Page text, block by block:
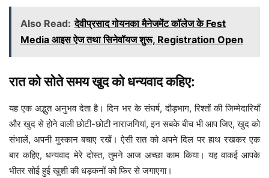
Also Read: देवीप्रसाद गोयनका मैनेजमेंट कॉलेज के Fest
Media आइस ऐज तथा सिनेवॉयज शुरू, Registration Open
रात को सोते समय खुद को धन्यवाद कहिए:
यह एक अद्भुत अनुभव देता है। दिन भर के संघर्ष, दौड़भाग, रिश्तों की जिम्मेदारियाँ
और खुद से होने वाली छोटी-छोटी नाराजगियां, इन सबके बीच भी आप जिए, खुद को
संभालें, अपनी मुस्कान बचाए रखें। ऐसी रात को अपने दिल पर हाथ रखकर एक
बार कहिए, धन्यवाद मेरे दोस्त, तुमने आज अच्छा काम किया। यह वाकई आपके
भीतर सोई हुई खुशी की धड़कनों को फिर से जगाएगा।